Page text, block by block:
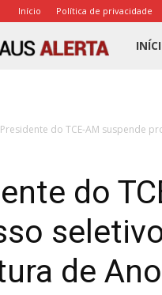
Início Política de privacidade
Portal
Alerta
Presidente do TCE-AM suspende
do
de